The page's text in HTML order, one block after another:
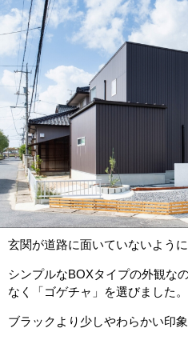
玄関が道路に面いていないよう
シンプルなBOXタイプの外観な
なく「ゴゲチャ」を選びました。
ブラックより少しやわらかい印